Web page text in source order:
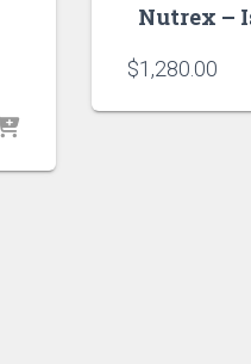
Nutrex –
$1,280.00